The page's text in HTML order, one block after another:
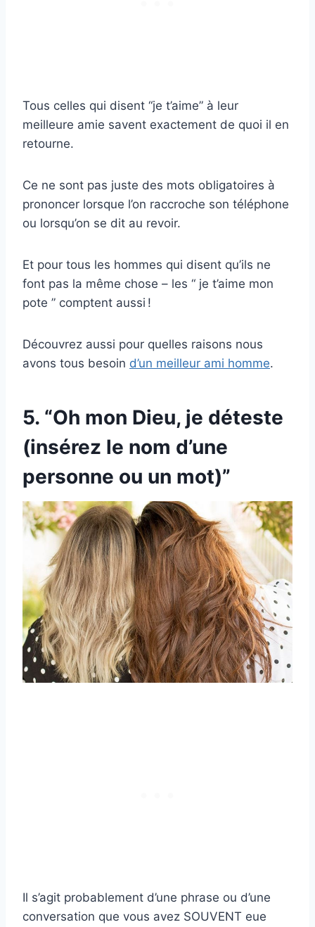
Tous celles qui disent “je t’aime” à leur
meilleure amie savent exactement de quoi il en
retourne.
Ce ne sont pas juste des mots obligatoires à
prononcer lorsque l’on raccroche son téléphone
ou lorsqu’on se dit au revoir.
Et pour tous les hommes qui disent qu’ils ne
font pas la même chose – les “ je t’aime mon
pote ” comptent aussi !
Découvrez aussi pour quelles raisons nous
avons tous besoin d’un meilleur ami homme.
5. “Oh mon Dieu, je déteste
(insérez le nom d’une
personne ou un mot)”
Il s’agit probablement d’une phrase ou d’une
conversation que vous avez SOUVENT eue